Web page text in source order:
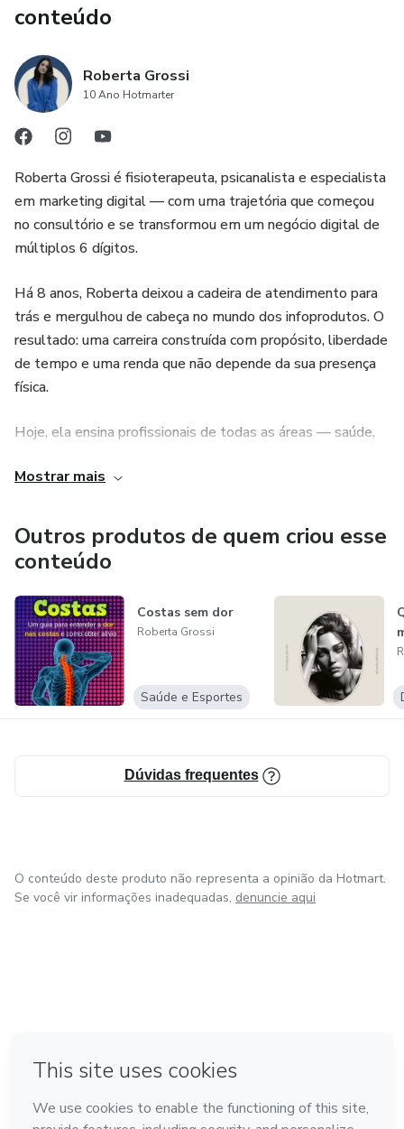
conteúdo
Roberta Grossi
10 Ano Hotmarter
Roberta Grossi é fisioterapeuta, psicanalista e especialista
em marketing digital — com uma trajetória que começou
no consultório e se transformou em um negócio digital de
múltiplos 6 dígitos.
Há 8 anos, Roberta deixou a cadeira de atendimento para
trás e mergulhou de cabeça no mundo dos infoprodutos. O
resultado: uma carreira construída com propósito, liberdade
de tempo e uma renda que não depende da sua presença
física.
Hoje, ela ensina profissionais de todas as áreas — saúde,
mesmo: identificar o que já sabem, estruturar esse
mercado com confiança.
Se você quer parar de trocar horas por dinheiro e começar a
monetizar o que você já sabe, Roberta tem o método .
Mostrar mais
Outros produtos de quem criou esse
conteúdo
Costas sem dor
Roberta Grossi
Saúde e Esportes
Dúvidas frequentes
O conteúdo deste produto não representa a opinião da Hotmart.
Se você vir informações inadequadas, denuncie aqui
Feito com ❤ em Bogotá